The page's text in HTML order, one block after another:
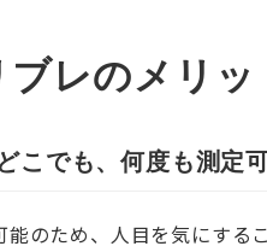
ブレのメリッ
こでも、何度も測定
のため、人目を気にする